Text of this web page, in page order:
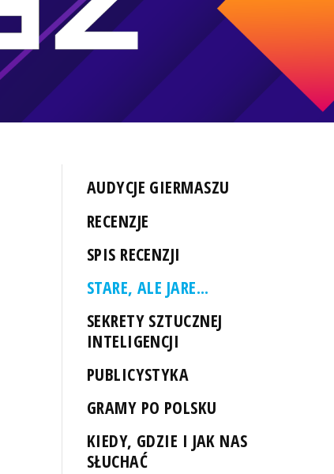
AUDYCJE GIERMASZU
RECENZJE
SPIS RECENZJI
STARE, ALE JARE...
SEKRETY SZTUCZNEJ
INTELIGENCJI
PUBLICYSTYKA
GRAMY PO POLSKU
KIEDY, GDZIE I JAK NAS
SŁUCHAĆ